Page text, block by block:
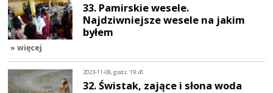
33. Pamirskie wesele.
Najdziwniejsze wesele na jakim
byłem
» więcej
2023-11-08, godz. 19:41
32. Świstak, zające i słona woda